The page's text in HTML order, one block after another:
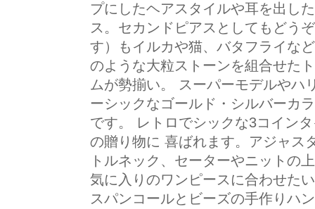
プにしたヘアスタイルや耳を出し
ス。セカンドピアスとしてもどう
す）もイルカや猫、バタフライな
のような大粒ストーンを組合せた
ムが勢揃い。 スーパーモデルやハ
ーシックなゴールド・シルバーカ
です。 レトロでシックな3コイン
の贈り物に 喜ばれます。アジャス
トルネック、セーターやニットの
気に入りのワンピースに合わせた
スパンコールとビーズの手作りハ